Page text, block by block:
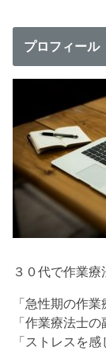
プロフィール
３０代で作業療
「急性期の作
「作業療法士の
「ストレスを感